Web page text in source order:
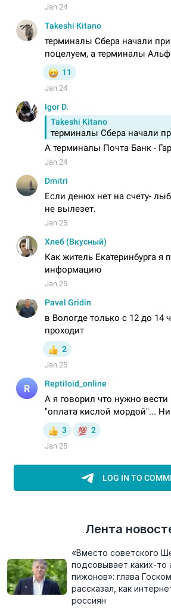
Лента
«Вместо советского
подсовывает каких-то
пижонов»: глава
рассказал, как
россиян